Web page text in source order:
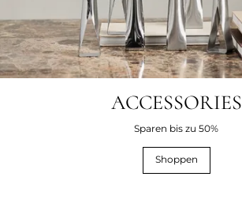
ACCESSORIES
Sparen bis zu 50%
Shoppen